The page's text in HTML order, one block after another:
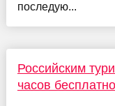
последую...
Российским
часов